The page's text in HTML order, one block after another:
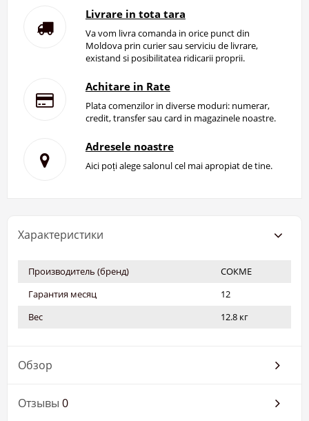
Livrare in tota tara
Va vom livra comanda in orice punct din
Moldova prin curier sau serviciu de livrare,
existand si posibilitatea ridicarii proprii.
Achitare in Rate
Plata comenzilor in diverse moduri: numerar,
credit, transfer sau card in magazinele noastre.
Adresele noastre
Aici poți alege salonul cel mai apropiat de tine.
Характеристики
Производитель (бренд)
СОКМЕ
Гарантия месяц
12
Вес
12.8 кг
Обзор
Отзывы 0